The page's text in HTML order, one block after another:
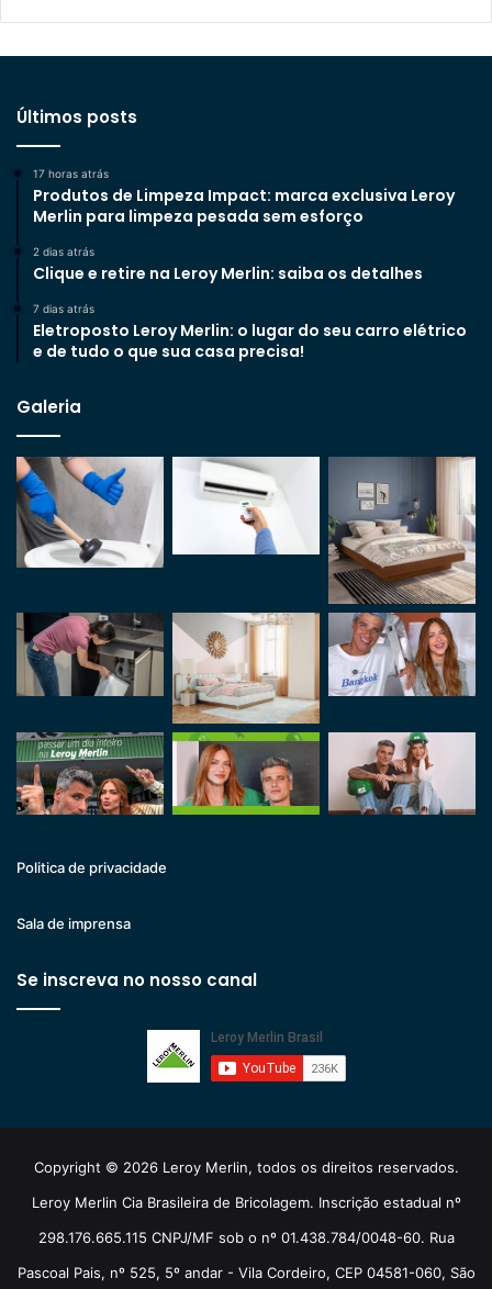
Últimos posts
17 horas atrás
Produtos de Limpeza Impact: marca exclusiva Leroy
Merlin para limpeza pesada sem esforço
2 dias atrás
Clique e retire na Leroy Merlin: saiba os detalhes
7 dias atrás
Eletroposto Leroy Merlin: o lugar do seu carro elétrico
e de tudo o que sua casa precisa!
Galeria
Politica de privacidade
Sala de imprensa
Se inscreva no nosso canal
Copyright © 2026 Leroy Merlin, todos os direitos reservados.
Leroy Merlin Cia Brasileira de Bricolagem. Inscrição estadual nº
298.176.665.115 CNPJ/MF sob o nº 01.438.784/0048-60. Rua
Pascoal Pais, nº 525, 5º andar - Vila Cordeiro, CEP 04581-060, São